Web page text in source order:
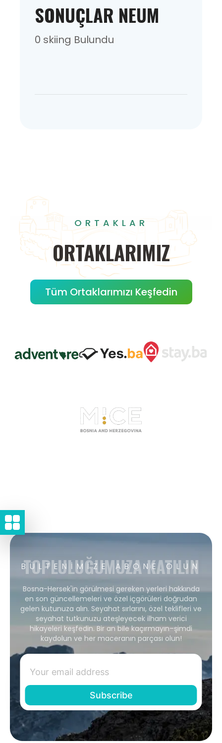
SONUÇLAR NEUM
0 skiing Bulundu
ORTAKLAR
ORTAKLARIMIZ
Tüm Ortaklarımızı Keşfedin
BÜLTENIMIZE ABONE OLUN
TOPLULUĞUMUZA KATILIN
Bosna-Hersek'in görülmesi gereken yerleri hakkında
en son güncellemeleri ve özel içgörüleri doğrudan
gelen kutunuza alın. Seyahat sırlarını, özel teklifleri ve
seyahat tutkunuzu ateşleyecek ilham verici
hikayeleri keşfedin. Bir an bile kaçırmayın–şimdi
kaydolun ve her maceranın parçası olun!